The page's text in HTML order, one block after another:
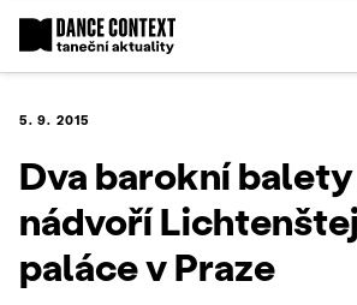
5. 9. 2015
Dva barokní balety
nádvoří
paláce v Praze